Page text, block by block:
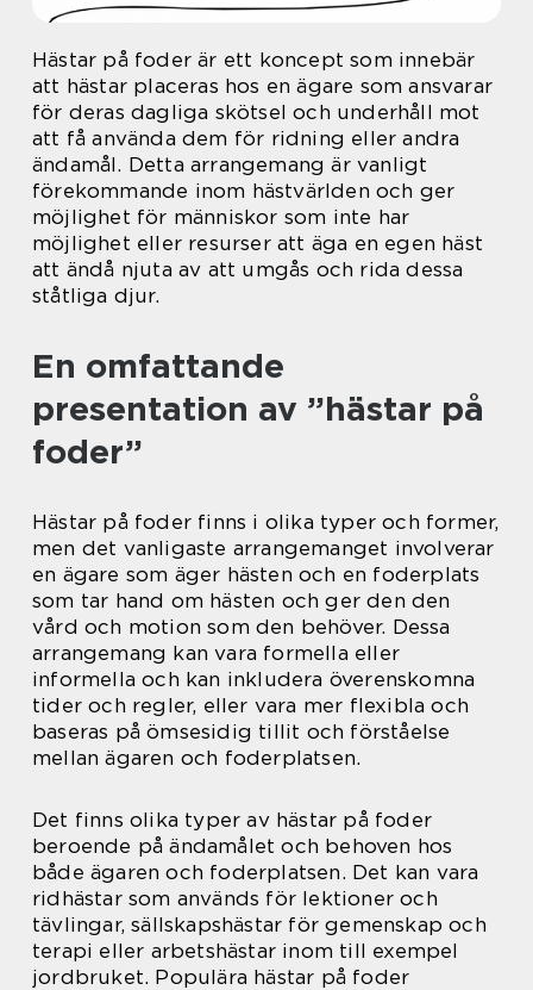
Hästar på foder är ett koncept som innebär
att hästar placeras hos en ägare som ansvarar
för deras dagliga skötsel och underhåll mot
att få använda dem för ridning eller andra
ändamål. Detta arrangemang är vanligt
förekommande inom hästvärlden och ger
möjlighet för människor som inte har
möjlighet eller resurser att äga en egen häst
att ändå njuta av att umgås och rida dessa
ståtliga djur.
En omfattande
presentation av ”hästar på
foder”
Hästar på foder finns i olika typer och former,
men det vanligaste arrangemanget involverar
en ägare som äger hästen och en foderplats
som tar hand om hästen och ger den den
vård och motion som den behöver. Dessa
arrangemang kan vara formella eller
informella och kan inkludera överenskomna
tider och regler, eller vara mer flexibla och
baseras på ömsesidig tillit och förståelse
mellan ägaren och foderplatsen.
Det finns olika typer av hästar på foder
beroende på ändamålet och behoven hos
både ägaren och foderplatsen. Det kan vara
ridhästar som används för lektioner och
tävlingar, sällskapshästar för gemenskap och
terapi eller arbetshästar inom till exempel
jordbruket. Populära hästar på foder